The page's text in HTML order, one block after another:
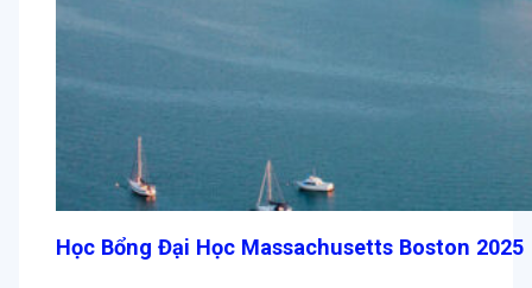
Học Bổng Đại Học Massachusetts Boston 2025